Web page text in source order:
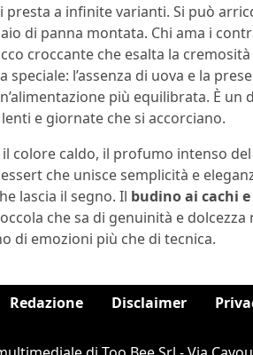
a infinite varianti. Si può
di panna montata. Chi ama i
croccante che esalta la
l’assenza di uova e la
più equilibrata. È un
e giornate che si accorciano.
colore caldo, il profumo intenso
che unisce semplicità e
lascia il segno. Il budino ai cachi
che sa di genuinità e dolcezza
di emozioni più che di tecnica.
Redazione Disclaimer